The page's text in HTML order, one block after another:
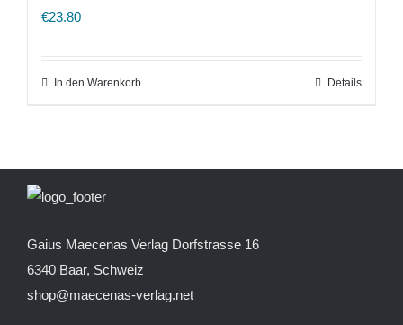
€23.80
In den Warenkorb Details
Gaius Maecenas Verlag Dorfstrasse 16
6340 Baar, Schweiz
shop@maecenas-verlag.net